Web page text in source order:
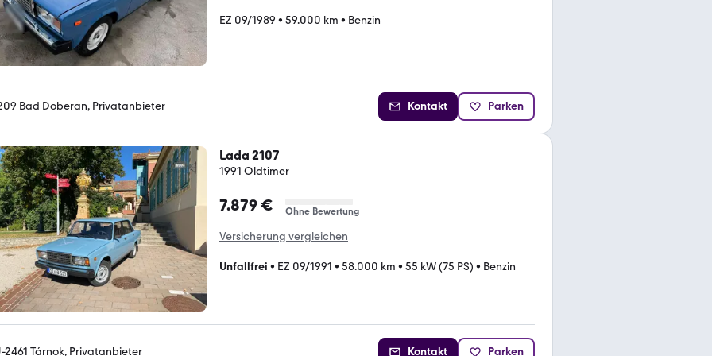
EZ 09/1989 • 59.000 km • Benzin
Bad Doberan, Privatanbieter Kontakt Parken
Lada 2107
1991 Oldtimer
7.879 € Ohne Bewertung
Versicherung vergleichen
Unfallfrei • EZ 09/1991 • 58.000 km • 55 kW (75 PS) • Benzin
2461 Tárnok, Privatanbieter Kontakt Parken